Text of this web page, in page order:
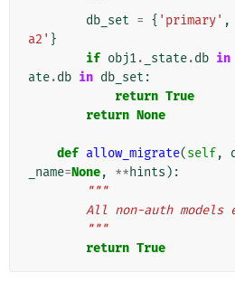
db_set = { 'primary' ,
a2' }
if obj1. _state.db in
ate.db in db_set :
return True
return None
def allow_migrate(self,
_name=None, **hints ):
"""
All non-auth
        """
return True